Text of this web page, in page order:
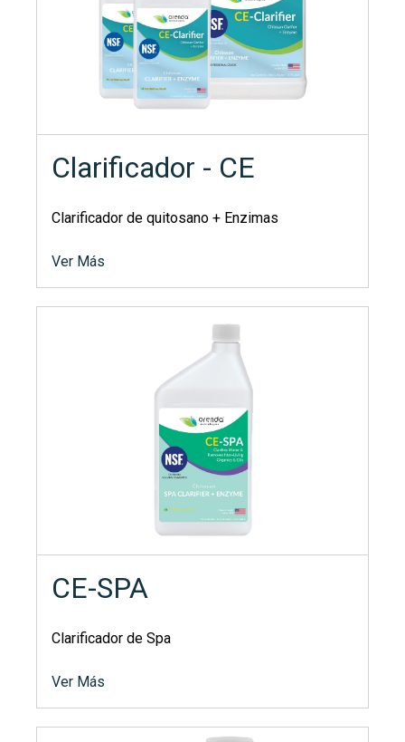
Clarificador - CE
Clarificador de quitosano + Enzimas
Ver Más
CE-SPA
Clarificador de Spa
Ver Más